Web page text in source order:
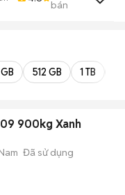
bán
512 GB 1 TB
900kg Xanh
Đã sử dụng